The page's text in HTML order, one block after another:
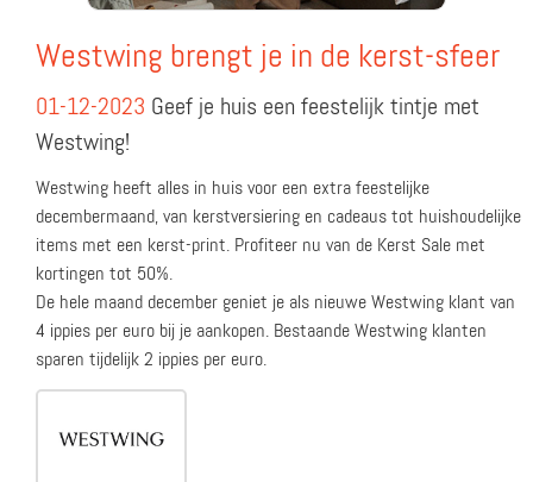
Westwing brengt je in de kerst-sfeer
01-12-2023 Geef je huis een feestelijk tintje met
Westwing!
Westwing heeft alles in huis voor een extra feestelijke
decembermaand, van kerstversiering en cadeaus tot huishoudelijke
items met een kerst-print. Profiteer nu van de Kerst Sale met
kortingen tot 50%.
De hele maand december geniet je als nieuwe Westwing klant van
4 ippies per euro bij je aankopen. Bestaande Westwing klanten
sparen tijdelijk 2 ippies per euro.